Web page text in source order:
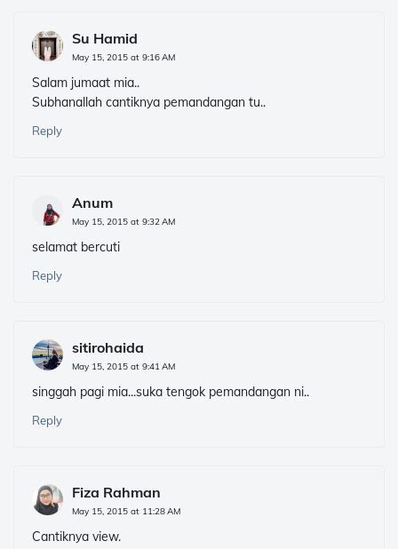
Su Hamid
May 15, 2015 at 9:16 AM
Salam jumaat mia..
Subhanallah cantiknya pemandangan tu..
Reply
Anum
May 15, 2015 at 9:32 AM
selamat bercuti
Reply
sitirohaida
May 15, 2015 at 9:41 AM
singgah pagi mia...suka tengok pemandangan ni..
Reply
Fiza Rahman
May 15, 2015 at 11:28 AM
Cantiknya view.